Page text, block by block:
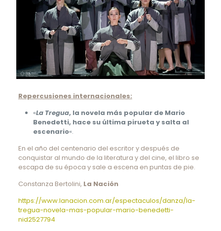
Repercusiones internacionales:
«La Tregua, la novela más popular de Mario
Benedetti, hace su última pirueta y salta al
escenario«.
En el año del centenario del escritor y después de
conquistar al mundo de la literatura y del cine, el libro se
escapa de su época y sale a escena en puntas de pie.
Constanza Bertolini, La Nación
https://www.lanacion.com.ar/espectaculos/danza/la-
tregua-novela-mas-popular-mario-benedetti-
nid2527794